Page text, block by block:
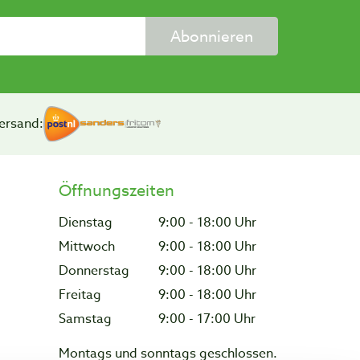
Abonnieren
Öffnungszeiten
Dienstag
9:00 - 18:00 Uhr
Mittwoch
9:00 - 18:00 Uhr
Donnerstag
9:00 - 18:00 Uhr
Freitag
9:00 - 18:00 Uhr
Samstag
9:00 - 17:00 Uhr
Montags und sonntags geschlossen.